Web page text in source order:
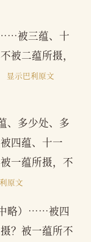
被三蕴、十
被二蕴所摄，
显示巴利原文
、多少处、多
四蕴、十一
一蕴所摄，不
原文
略）……被四
？被一蕴所不